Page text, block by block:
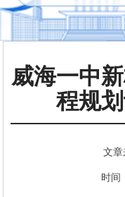
威海一中
程规
文
时间